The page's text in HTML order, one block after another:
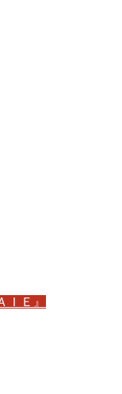
Ｅ』